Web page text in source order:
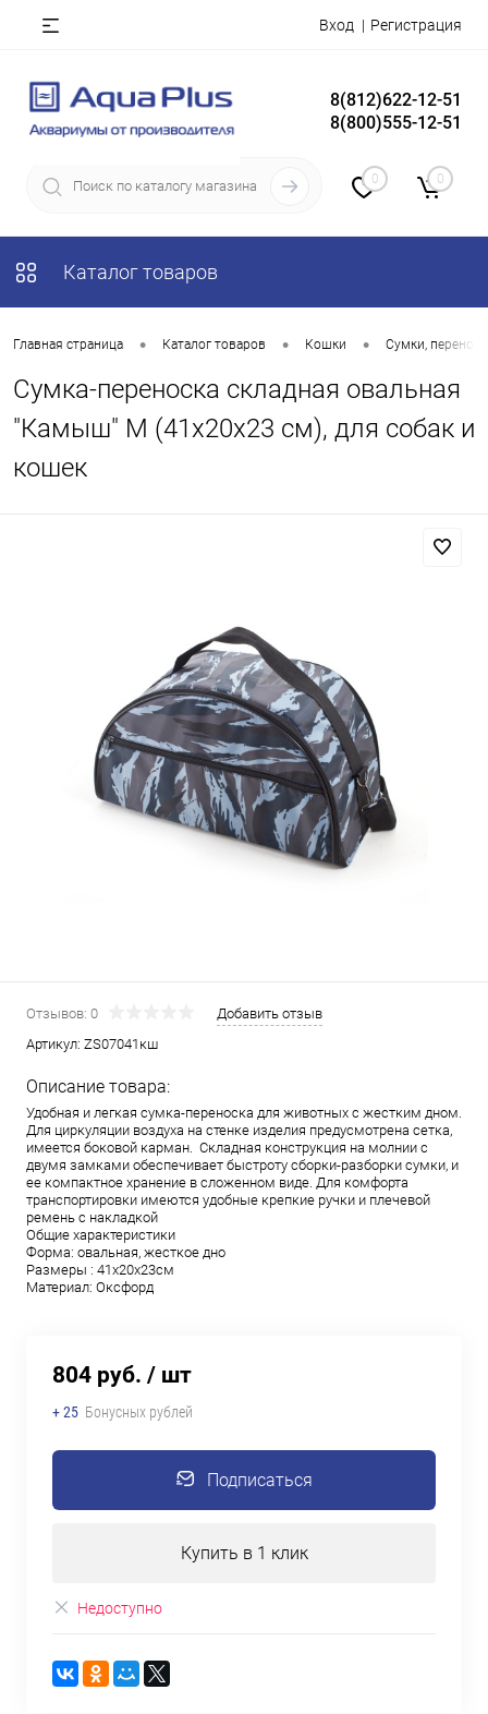
Вход Регистрация
8(812)622-12-51
8(800)555-12-51
0 0
Каталог товаров
Главная страница • Каталог товаров • Кошки • Сумки,
Сумка-переноска складная овальная
"Камыш" M (41х20х23 см), для собак и
кошек
Отзывов: 0
Добавить отзыв
Артикул: ZS07041кш
Описание товара:
Удобная и легкая сумка-переноска для животных с жестким дном.
Для циркуляции воздуха на стенке изделия предусмотрена сетка,
имеется боковой карман. Складная конструкция на молнии с
двумя замками обеспечивает быстроту сборки-разборки сумки, и
ее компактное хранение в сложенном виде. Для комфорта
транспортировки имеются удобные крепкие ручки и плечевой
ремень с накладкой
Общие характеристики
Форма: овальная, жесткое дно
Размеры : 41х20х23см
Материал: Оксфорд
804 руб. / шт
+ 25 Бонусных рублей
Подписаться
Купить в 1 клик
Недоступно